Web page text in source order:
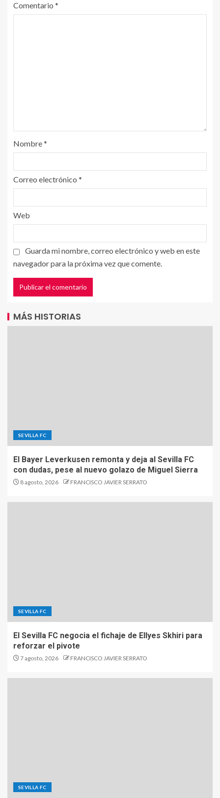
Comentario *
Nombre*
Correo electrónico *
Web
Guarda mi nombre, correo electrónico y web en este
navegador para la próxima vez que comente.
MÁS HISTORIAS
SEVILLA FC
El Bayer Leverkusen remonta y deja al Sevilla FC
con dudas, pese al nuevo golazo de Miguel Sierra
8 agosto, 2026 FRANCISCO JAVIER SERRATO
SEVILLA FC
El Sevilla FC negocia el fichaje de Ellyes Skhiri para
reforzar el pivote
7 agosto, 2026 FRANCISCO JAVIER SERRATO
SEVILLA FC